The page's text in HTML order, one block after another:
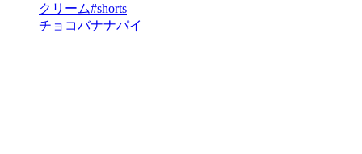
クリーム#shorts
チョコバナナパイ